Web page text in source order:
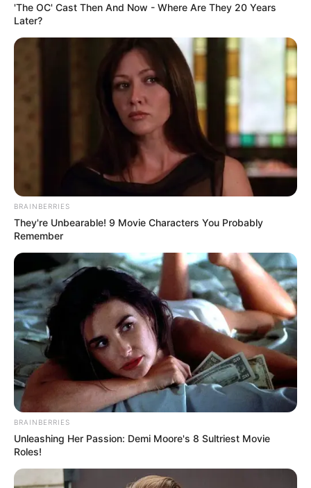
Tipps zum Thema Outdoor Kochen
Außerdem gibt es auch in vielen
Schlössern und Bu
rund um Wernigerode interessante Schloss-
und Burggaststätten. Und gelegentlich gibt es auch
Erlebnisgastronomie bzw. Restaurants mit Events
und Erlebnissen.
Veranstaltung in Wernigerode eintragen
Virtuelle Stadtführungen durch die schönsten
Städte in Sachsen-Anhalt
'The OC' Cast Then And Now - Where Are They 20 Years
Later?
BRAINBERRIES
They're Unbearable! 9 Movie Characters You Probably
Remember
BRAINBERRIES
Unleashing Her Passion: Demi Moore's 8 Sultriest Movie
Roles!